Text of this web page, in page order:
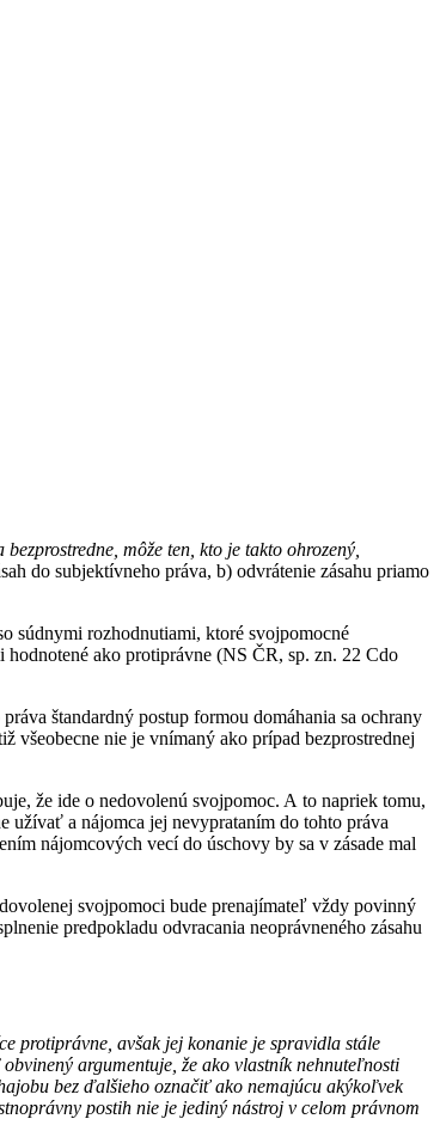
môže ten, kto je takto ohrozený,
do subjektívneho práva, b) odvrátenie zásahu priamo
súdnymi rozhodnutiami, ktoré svojpomocné
ako protiprávne (NS ČR, sp. zn. 22 Cdo
štandardný postup formou domáhania sa ochrany
všeobecne nie je vnímaný ako prípad bezprostrednej
že ide o nedovolenú svojpomoc. A to napriek tomu,
užívať a nájomca jej nevyprataním do tohto práva
nájomcových vecí do úschovy by sa v zásade mal
svojpomoci bude prenajímateľ vždy povinný
predpokladu odvracania neoprávneného zásahu
protiprávne, avšak jej konanie je spravidla stále
argumentuje, že ako vlastník nehnuteľnosti
bez ďalšieho označiť ako nemajúcu akýkoľvek
postih nie je jediný nástroj v celom právnom